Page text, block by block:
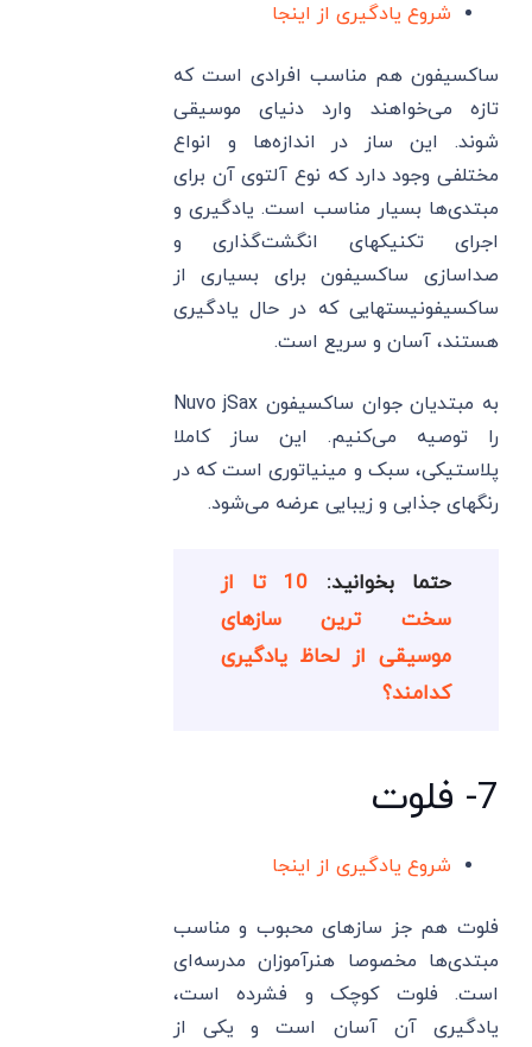
شروع یادگیری از اینجا
ساکسیفون هم مناسب افرادی است که
تازه می‌خواهند وارد دنیای موسیقی
شوند. این ساز در اندازه‌ها و انواع
مختلفی وجود دارد که نوع آلتوی آن برای
مبتدی‌ها بسیار مناسب است. یادگیری و
اجرای تکنیکهای انگشت‌گذاری و
صداسازی ساکسیفون برای بسیاری از
ساکسیفونیستهایی که در حال یادگیری
هستند، آسان و سریع است.
به مبتدیان جوان ساکسیفون Nuvo jSax
را توصیه می‌کنیم. این ساز کاملا
پلاستیکی، سبک و مینیاتوری است که در
رنگهای جذابی و زیبایی عرضه می‌شود.
حتما بخوانید:
10 تا از
سخت ترین سازهای
موسیقی از لحاظ یادگیری
کدامند؟
7- فلوت
شروع یادگیری از اینجا
فلوت هم جز سازهای محبوب و مناسب
مبتدی‌ها مخصوصا هنرآموزان مدرسه‌ای
است. فلوت کوچک و فشرده است،
یادگیری آن آسان است و یکی از